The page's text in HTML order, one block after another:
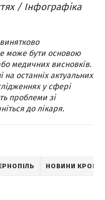
/ Інфографіка
може бути основою
медичних висновків.
на останніх актуальних
у сфері
проблеми зі
до лікаря.
НОВИНИ